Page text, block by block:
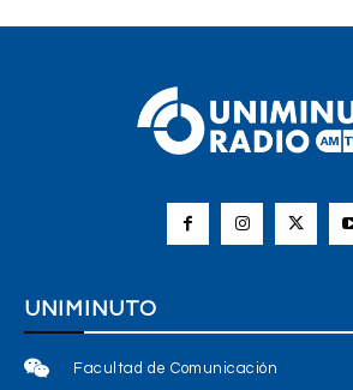
UNIMINUTO
Facultad de Comunicación